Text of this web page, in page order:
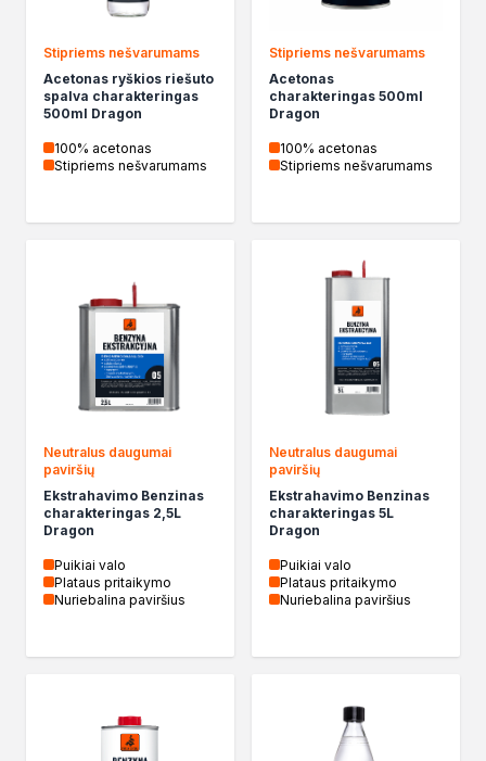
Chemia gospodarcza
Preparaty udrażniające
Środki czyszczące
Chemia motoryzacyjna
Żywice
Zmywacze
Szpachlówki
Paliwa specjalistyczne
Produkty według zadania
Klejenie i uszczelnianie
Kleje montażowe
Kleje naprawcze
Kleje do drewna
Kleje do podłóg
Kleje w sprayu
Akryle
Silikony
Piany
Rozcieńczalniki BIO
Chemia gospodarcza
Stipriems nešvarumams
Acetonas ryškios riešuto
spalva charakteringas
500ml Dragon
100% acetonas
Stipriems nešvarumams
Stipriems nešvarumams
Acetonas
charakteringas 500ml
Dragon
100% acetonas
Stipriems nešvarumams
Neutralus daugumai
paviršių
Ekstrahavimo Benzinas
charakteringas 2,5L
Dragon
Puikiai valo
Plataus pritaikymo
Nuriebalina paviršius
Neutralus daugumai
paviršių
Ekstrahavimo Benzinas
charakteringas 5L
Dragon
Puikiai valo
Plataus pritaikymo
Nuriebalina paviršius